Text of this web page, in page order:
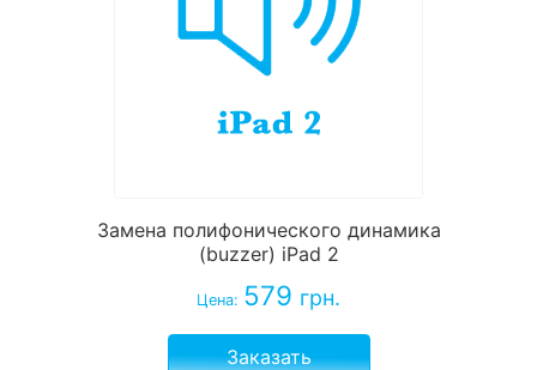
Замена полифонического динамика
(buzzer) iPad 2
Цена: 579 грн.
Заказать